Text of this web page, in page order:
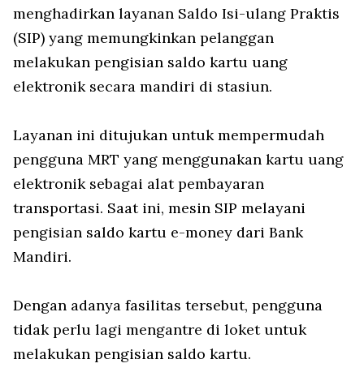
menghadirkan layanan Saldo Isi-ulang Praktis
(SIP) yang memungkinkan pelanggan
melakukan pengisian saldo kartu uang
elektronik secara mandiri di stasiun.
Layanan ini ditujukan untuk mempermudah
pengguna MRT yang menggunakan kartu uang
elektronik sebagai alat pembayaran
transportasi. Saat ini, mesin SIP melayani
pengisian saldo kartu e-money dari Bank
Mandiri.
Dengan adanya fasilitas tersebut, pengguna
tidak perlu lagi mengantre di loket untuk
melakukan pengisian saldo kartu.